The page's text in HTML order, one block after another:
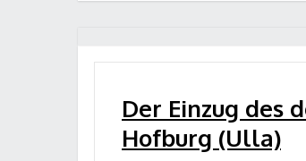
Der Einzug des
Hofburg (Ulla)